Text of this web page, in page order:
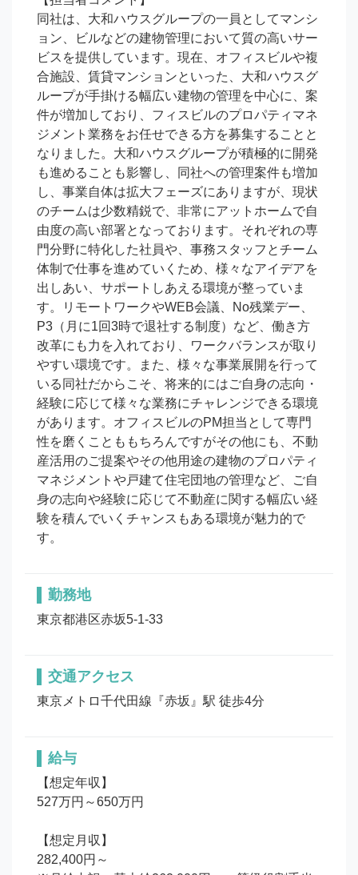
同社は、大和ハウスグループの一員としてマンシ
ョン、ビルなどの建物管理において質の高いサー
ビスを提供しています。現在、オフィスビルや複
合施設、賃貸マンションといった、大和ハウスグ
ループが手掛ける幅広い建物の管理を中心に、案
件が増加しており、フィスビルのプロパティマネ
ジメント業務をお任せできる方を募集することと
なりました。大和ハウスグループが積極的に開発
も進めることも影響し、同社への管理案件も増加
し、事業自体は拡大フェーズにありますが、現状
のチームは少数精鋭で、非常にアットホームで自
由度の高い部署となっております。それぞれの専
門分野に特化した社員や、事務スタッフとチーム
体制で仕事を進めていくため、様々なアイデアを
出しあい、サポートしあえる環境が整っていま
す。リモートワークやWEB会議、No残業デー、
P3（月に1回3時で退社する制度）など、働き方
改革にも力を入れており、ワークバランスが取り
やすい環境です。また、様々な事業展開を行って
いる同社だからこそ、将来的にはご自身の志向・
経験に応じて様々な業務にチャレンジできる環境
があります。オフィスビルのPM担当として専門
性を磨くことももちろんですがその他にも、不動
産活用のご提案やその他用途の建物のプロパティ
マネジメントや戸建て住宅団地の管理など、ご自
身の志向や経験に応じて不動産に関する幅広い経
験を積んでいくチャンスもある環境が魅力的で
す。
勤務地
東京都港区赤坂5-1-33
交通アクセス
東京メトロ千代田線『赤坂』駅 徒歩4分
給与
【想定年収】
527万円～650万円
【想定月収】
282,400円～